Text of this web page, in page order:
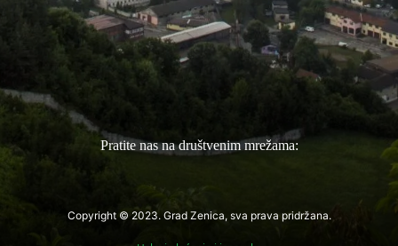
Pratite nas na društvenim mrežama:
Copyright © 2023. Grad Zenica, sva prava pridržana.